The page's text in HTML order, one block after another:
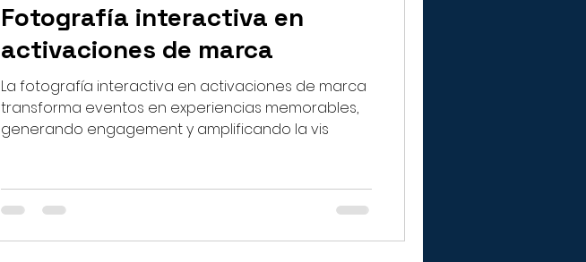
Fotografía interactiva en
activaciones de marca
La fotografía interactiva en activaciones de marca
transforma eventos en experiencias memorables,
generando engagement y amplificando la vis